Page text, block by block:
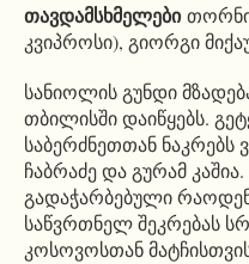
თავდამსხმელები
კვიპროსი), გიორგი
სანიოლის გუნდი
თბილისში დაიწყებს.
საბერძნეთთან
ჩაბრაძე და გურამ
გადაჭარბებული
საწვრთნელ შეკრებას
კოსოვოსთან